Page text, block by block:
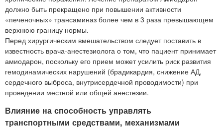
должно быть прекращено при повышении активности
«печеночных» трансаминаз более чем в 3 раза превышающем
верхнюю границу нормы.
Перед хирургическим вмешательством следует поставить в
известность врача-анестезиолога о том, что пациент принимает
амиодарон, поскольку его прием может усилить риск развития
гемодинамических нарушений (брадикардия, снижение АД,
сердечного выброса, внутрисердечной проводимости) при
проведении местной или общей анестезии.
Влияние на способность управлять
транспортными средствами, механизмами